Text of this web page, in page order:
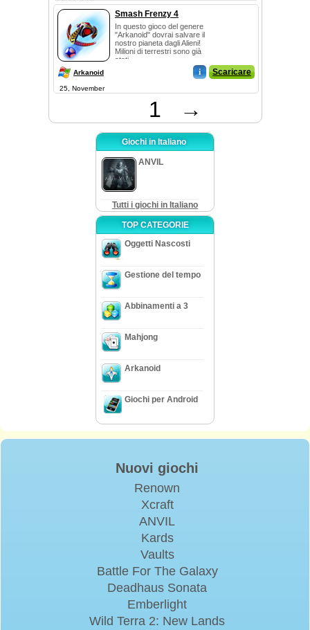
Smash Frenzy 4
In questo gioco del genere
"Arkanoid" dovrai salvare il
nostro pianeta dagli Alieni!
Milioni di terrestri sono già
stati...
Arkanoid i Scaricare
25, November
1 →
Giochi in Italiano
ANVIL
Tutti i giochi in Italiano
TOP CATEGORIE
Oggetti Nascosti
Gestione del tempo
Abbinamenti a 3
Mahjong
Arkanoid
Giochi per Android
Nuovi giochi
Renown
Xcraft
ANVIL
Kards
Vaults
Battle For The Galaxy
Deadhaus Sonata
Emberlight
Wild Terra 2: New Lands